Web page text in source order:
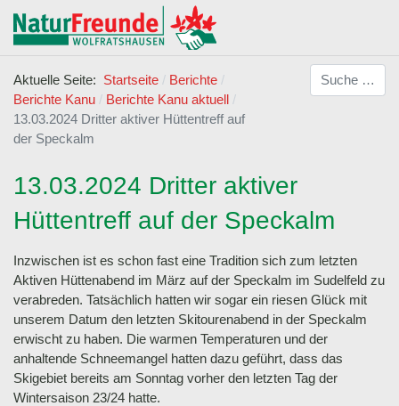
Aktuelle Seite: Startseite
Berichte
Berichte Kanu
Berichte Kanu aktuell
13.03.2024 Dritter aktiver Hüttentreff auf
der Speckalm
Suchen
13.03.2024 Dritter aktiver
Hüttentreff auf der Speckalm
Inzwischen ist es schon fast eine Tradition sich zum letzten
Aktiven Hüttenabend im März auf der Speckalm im Sudelfeld zu
verabreden. Tatsächlich hatten wir sogar ein riesen Glück mit
unserem Datum den letzten Skitourenabend in der Speckalm
erwischt zu haben. Die warmen Temperaturen und der
anhaltende Schneemangel hatten dazu geführt, dass das
Skigebiet bereits am Sonntag vorher den letzten Tag der
Wintersaison 23/24 hatte.